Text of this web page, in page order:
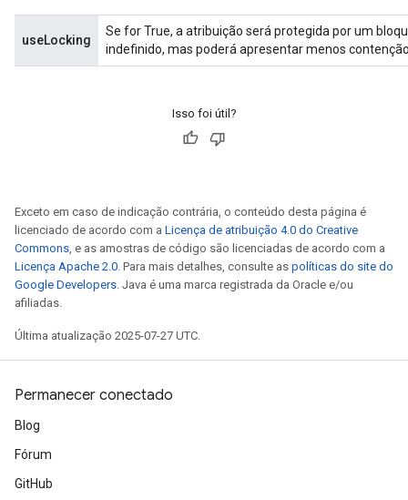
useLocking
Se for True, a atribuição será protegida por um
indefinido, mas poderá apresentar menos
Isso foi útil?
Exceto em caso de indicação contrária, o conteúdo desta página é
licenciado de acordo com a Licença de atribuição 4.0 do Creative
Commons, e as amostras de código são licenciadas de acordo com a
Licença Apache 2.0. Para mais detalhes, consulte as políticas do site do
Google Developers. Java é uma marca registrada da Oracle e/ou
afiliadas.
Última atualização 2025-07-27 UTC.
Permanecer conectado
Blog
Fórum
GitHub